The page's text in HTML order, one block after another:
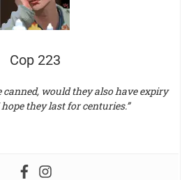
Cop 223
canned, would they also have expiry
they last for centuries.”